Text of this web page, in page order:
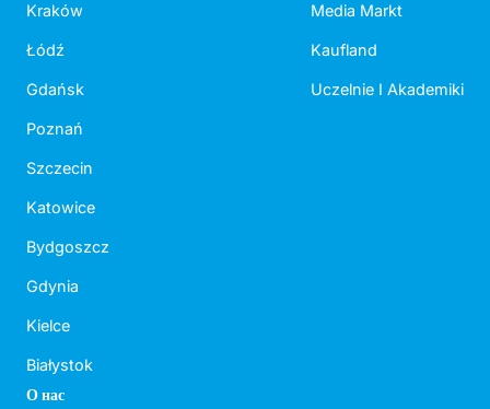
Kraków
Łódź
Gdańsk
Poznań
Szczecin
Katowice
Bydgoszcz
Gdynia
Kielce
Białystok
Media Markt
Kaufland
Uczelnie I Akademiki
О нас